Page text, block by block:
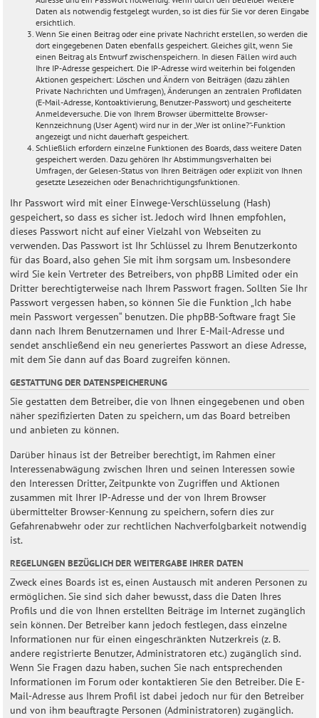
Daten als notwendig festgelegt wurden, so ist dies für Sie vor deren Eingabe
ersichtlich.
Wenn Sie einen Beitrag oder eine private Nachricht erstellen, so werden die
dort eingegebenen Daten ebenfalls gespeichert. Gleiches gilt, wenn Sie
einen Beitrag als Entwurf zwischenspeichern. In diesen Fällen wird auch
Ihre IP-Adresse gespeichert. Die IP-Adresse wird weiterhin bei folgenden
Aktionen gespeichert: Löschen und Ändern von Beiträgen (dazu zählen
Private Nachrichten und Umfragen), Änderungen an zentralen Profildaten
(E-Mail-Adresse, Kontoaktivierung, Benutzer-Passwort) und gescheiterte
Anmeldeversuche. Die von Ihrem Browser übermittelte Browser-
Kennzeichnung (User Agent) wird nur in der „Wer ist online?“-Funktion
angezeigt und nicht dauerhaft gespeichert.
Schließlich erfordern einzelne Funktionen des Boards, dass weitere Daten
gespeichert werden. Dazu gehören Ihr Abstimmungsverhalten bei
Umfragen, der Gelesen-Status von Ihren Beiträgen oder explizit von Ihnen
gesetzte Lesezeichen oder Benachrichtigungsfunktionen.
Ihr Passwort wird mit einer Einwege-Verschlüsselung (Hash)
gespeichert, so dass es sicher ist. Jedoch wird Ihnen empfohlen,
dieses Passwort nicht auf einer Vielzahl von Webseiten zu
verwenden. Das Passwort ist Ihr Schlüssel zu Ihrem Benutzerkonto
für das Board, also gehen Sie mit ihm sorgsam um. Insbesondere
wird Sie kein Vertreter des Betreibers, von phpBB Limited oder ein
Dritter berechtigterweise nach Ihrem Passwort fragen. Sollten Sie Ihr
Passwort vergessen haben, so können Sie die Funktion „Ich habe
mein Passwort vergessen“ benutzen. Die phpBB-Software fragt Sie
dann nach Ihrem Benutzernamen und Ihrer E-Mail-Adresse und
sendet anschließend ein neu generiertes Passwort an diese Adresse,
mit dem Sie dann auf das Board zugreifen können.
GESTATTUNG DER DATENSPEICHERUNG
Sie gestatten dem Betreiber, die von Ihnen eingegebenen und oben
näher spezifizierten Daten zu speichern, um das Board betreiben
und anbieten zu können.
Darüber hinaus ist der Betreiber berechtigt, im Rahmen einer
Interessenabwägung zwischen Ihren und seinen Interessen sowie
den Interessen Dritter, Zeitpunkte von Zugriffen und Aktionen
zusammen mit Ihrer IP-Adresse und der von Ihrem Browser
übermittelter Browser-Kennung zu speichern, sofern dies zur
Gefahrenabwehr oder zur rechtlichen Nachverfolgbarkeit notwendig
ist.
REGELUNGEN BEZÜGLICH DER WEITERGABE IHRER DATEN
Zweck eines Boards ist es, einen Austausch mit anderen Personen zu
ermöglichen. Sie sind sich daher bewusst, dass die Daten Ihres
Profils und die von Ihnen erstellten Beiträge im Internet zugänglich
sein können. Der Betreiber kann jedoch festlegen, dass einzelne
Informationen nur für einen eingeschränkten Nutzerkreis (z. B.
andere registrierte Benutzer, Administratoren etc.) zugänglich sind.
Wenn Sie Fragen dazu haben, suchen Sie nach entsprechenden
Informationen im Forum oder kontaktieren Sie den Betreiber. Die E-
Mail-Adresse aus Ihrem Profil ist dabei jedoch nur für den Betreiber
und von ihm beauftragte Personen (Administratoren) zugänglich.